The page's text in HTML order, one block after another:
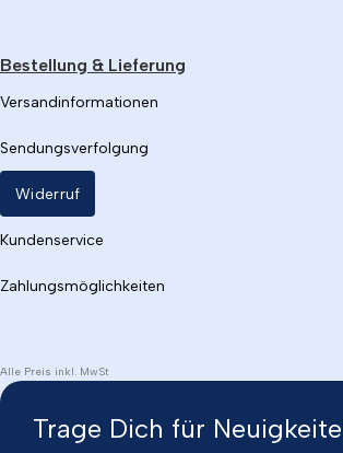
Bestellung & Lieferung
Versandinformationen
Sendungsverfolgung
Widerruf
Kundenservice
Zahlungsmöglichkeiten
Alle Preis inkl. MwSt
Trage Dich für